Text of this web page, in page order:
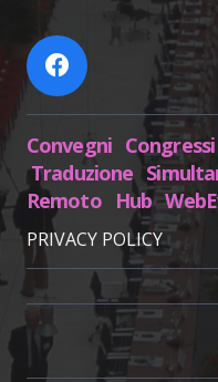
Convegni
Traduzione
Remoto Hub
PRIVACY POLICY